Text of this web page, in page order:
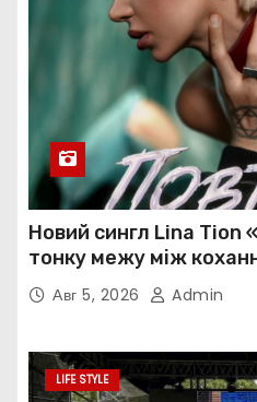
Новий сингл Lina Tion
тонку межу між
нав’язливою
Авг 5, 2026 Admin
LIFE STYLE